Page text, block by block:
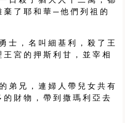
棄 了 耶 和 華 ─ 他 們 列 祖 的
士 ， 名 叫 細 基 利 ， 殺 了 王
王 宮 的 押 斯 利 甘 ， 並 宰 相
弟 兄 ， 連 婦 人 帶 兒 女 共 有
的 財 物 ， 帶 到 撒 瑪 利 亞 去